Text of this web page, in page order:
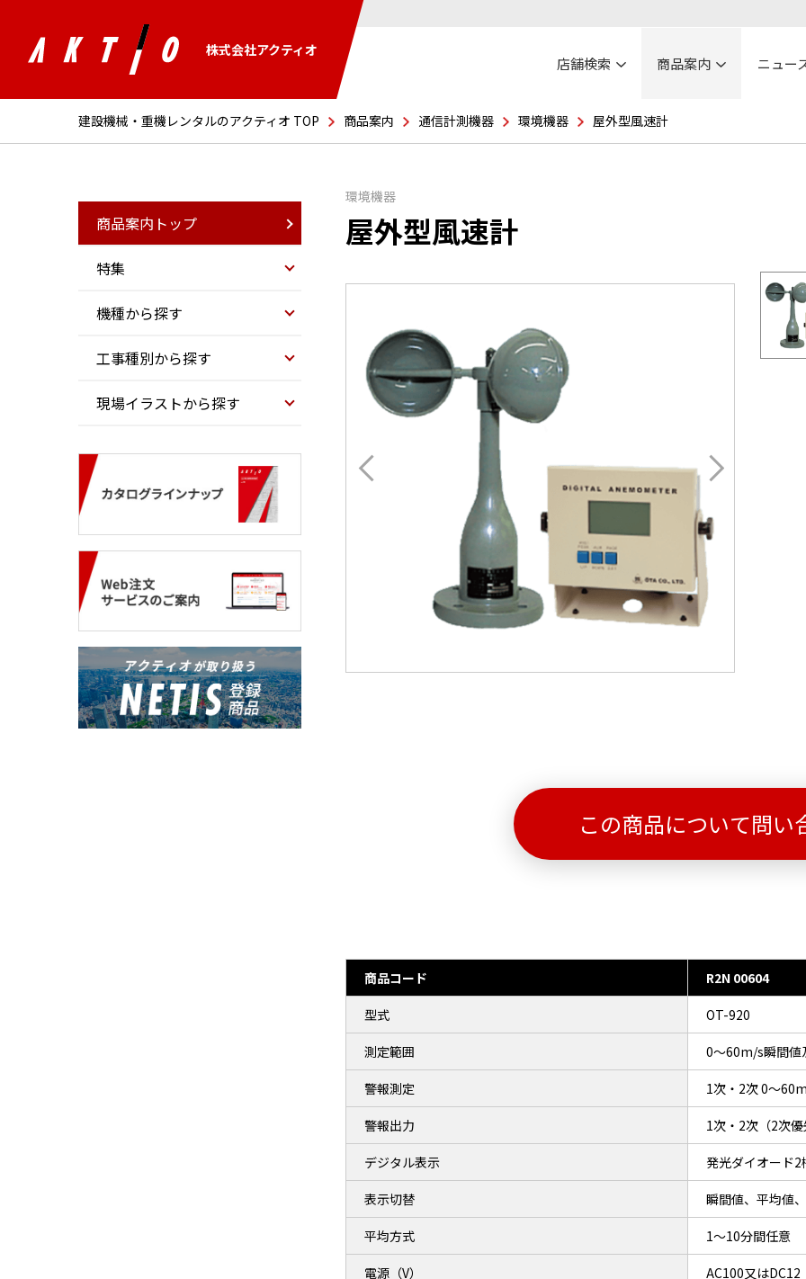
株式会社アクティオ
店舗検索 商品案内 ニュー
建設機械・重機レンタルのアクティオ TOP 商品案内 通信計測機器 環境機器 屋外型風速計
環境機器
屋外型風速計
この商品について問い
商品コード R2N 00604
型式 OT-920
測定範囲 0～60m/s瞬間値
警報測定 1次・2次 0～
警報出力 1次・2次（2次
デジタル表示 発光ダイオード
表示切替 瞬間値、平均値
平均方式 1～10分間任意
電源（V） AC100又はDC12
商品案内トップ
特集
機種から探す
工事種別から探す
現場イラストから探す